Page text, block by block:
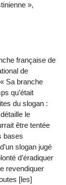
»,
française de
de
Sa branche
qu’était
du slogan :
le
être tentée
bases
slogan jugé
d’éradiquer
revendiquer
[les]